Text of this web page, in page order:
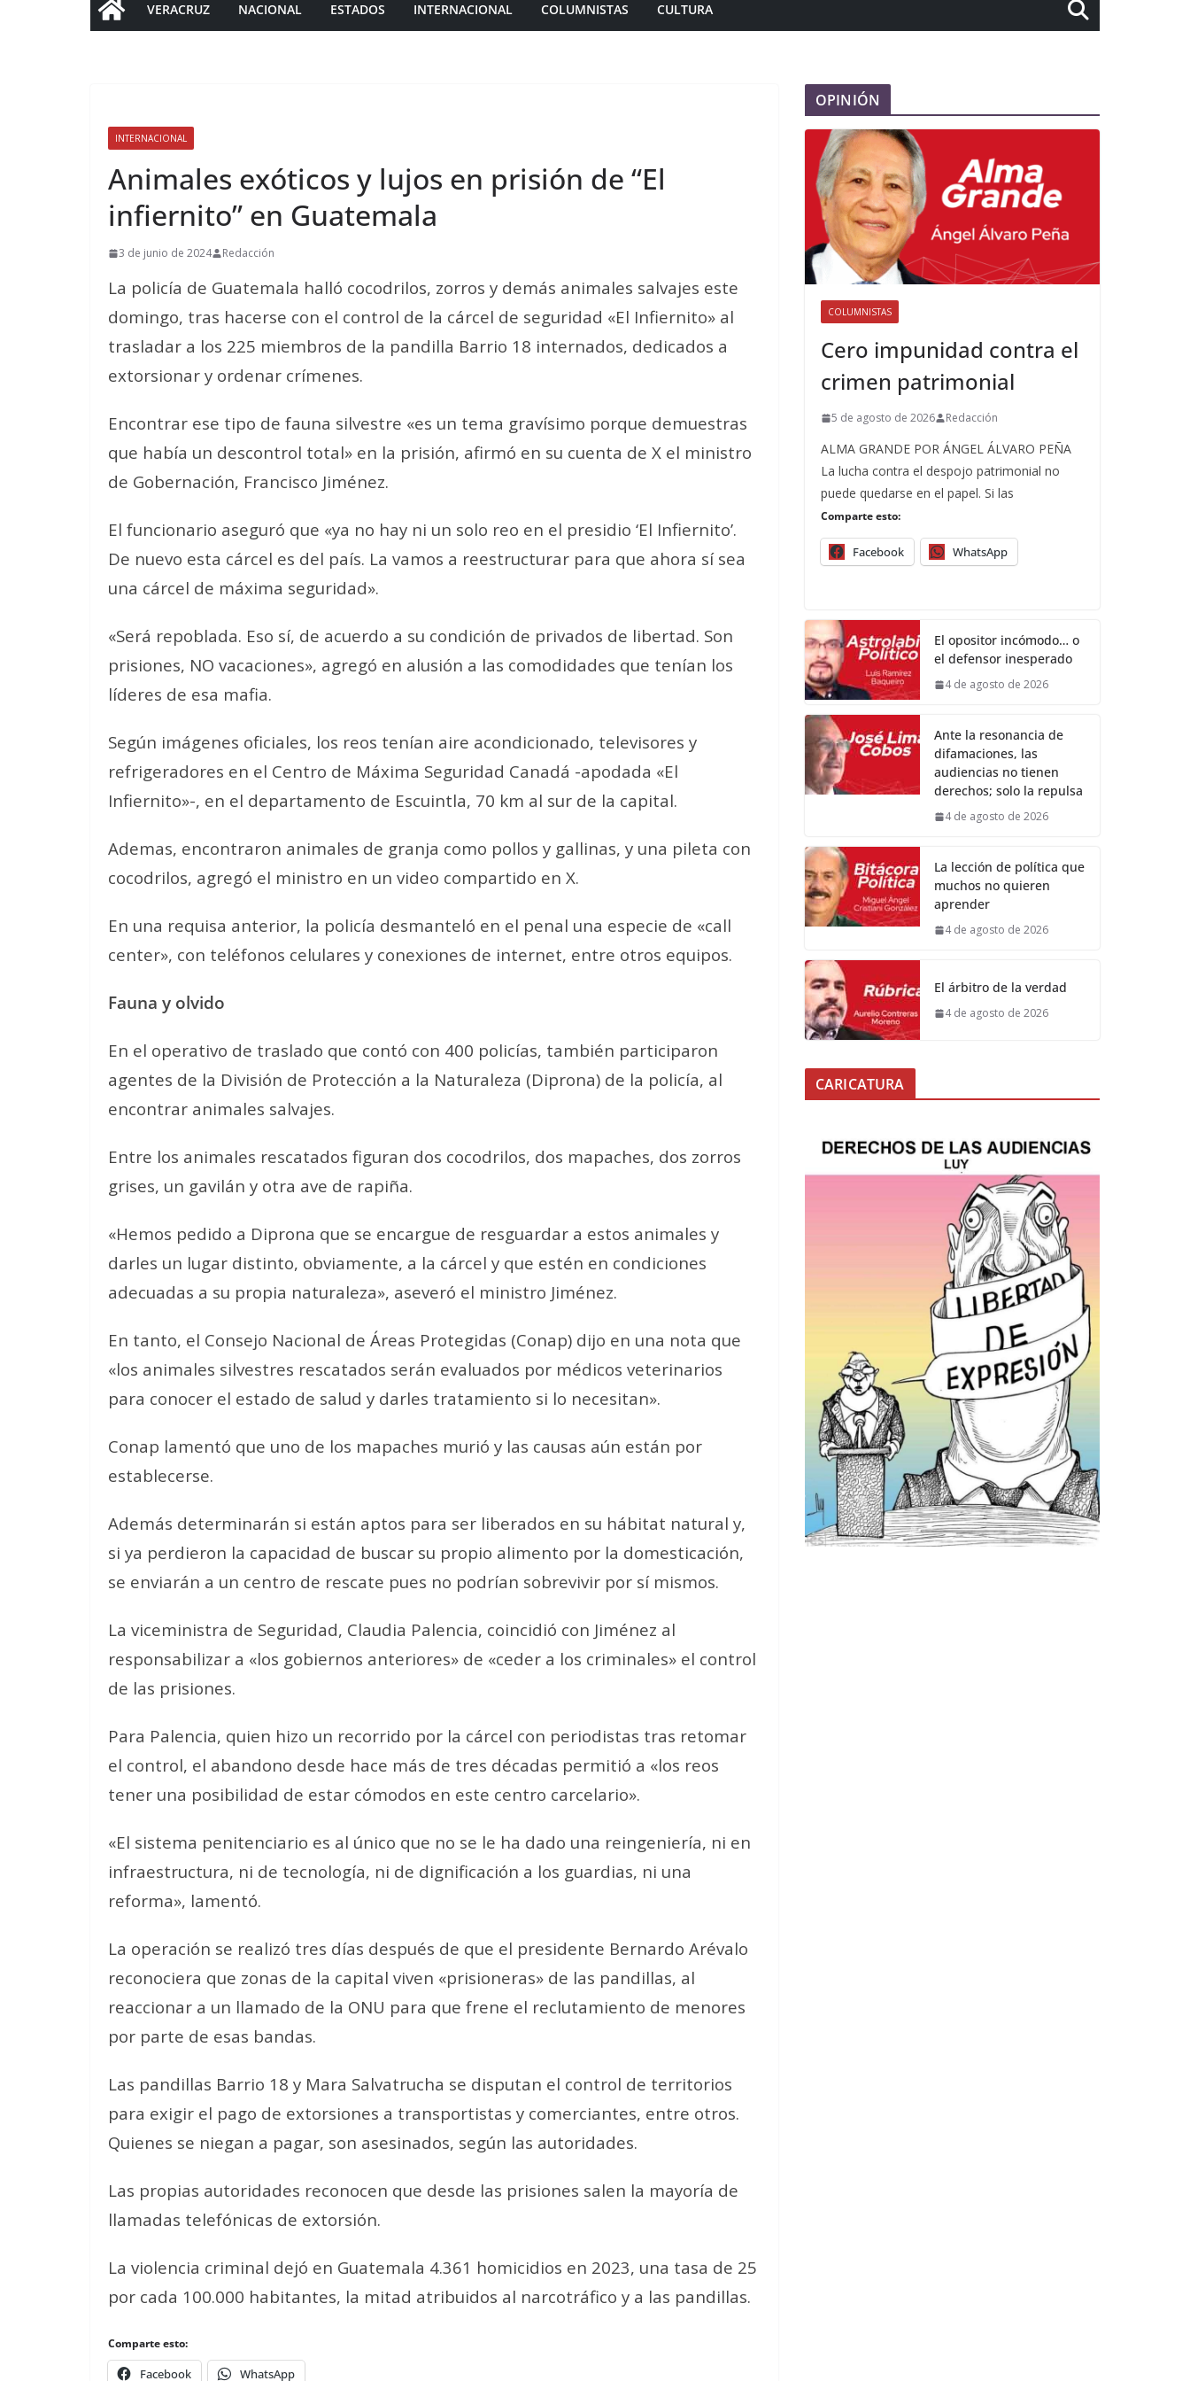
VERACRUZ NACIONAL ESTADOS INTERNACIONAL COLUMNISTAS CULTURA
INTERNACIONAL
Animales exóticos y lujos en prisión de “El
infiernito” en Guatemala
3 de junio de 2024 Redacción
La policía de Guatemala halló cocodrilos, zorros y demás animales salvajes este
domingo, tras hacerse con el control de la cárcel de seguridad «El Infiernito» al
trasladar a los 225 miembros de la pandilla Barrio 18 internados, dedicados a
extorsionar y ordenar crímenes.
Encontrar ese tipo de fauna silvestre «es un tema gravísimo porque demuestras
que había un descontrol total» en la prisión, afirmó en su cuenta de X el ministro
de Gobernación, Francisco Jiménez.
El funcionario aseguró que «ya no hay ni un solo reo en el presidio ‘El Infiernito’.
De nuevo esta cárcel es del país. La vamos a reestructurar para que ahora sí sea
una cárcel de máxima seguridad».
«Será repoblada. Eso sí, de acuerdo a su condición de privados de libertad. Son
prisiones, NO vacaciones», agregó en alusión a las comodidades que tenían los
líderes de esa mafia.
Según imágenes oficiales, los reos tenían aire acondicionado, televisores y
refrigeradores en el Centro de Máxima Seguridad Canadá -apodada «El
Infiernito»-, en el departamento de Escuintla, 70 km al sur de la capital.
Ademas, encontraron animales de granja como pollos y gallinas, y una pileta con
cocodrilos, agregó el ministro en un video compartido en X.
En una requisa anterior, la policía desmanteló en el penal una especie de «call
center», con teléfonos celulares y conexiones de internet, entre otros equipos.
Fauna y olvido
En el operativo de traslado que contó con 400 policías, también participaron
agentes de la División de Protección a la Naturaleza (Diprona) de la policía, al
encontrar animales salvajes.
Entre los animales rescatados figuran dos cocodrilos, dos mapaches, dos zorros
grises, un gavilán y otra ave de rapiña.
«Hemos pedido a Diprona que se encargue de resguardar a estos animales y
darles un lugar distinto, obviamente, a la cárcel y que estén en condiciones
adecuadas a su propia naturaleza», aseveró el ministro Jiménez.
En tanto, el Consejo Nacional de Áreas Protegidas (Conap) dijo en una nota que
«los animales silvestres rescatados serán evaluados por médicos veterinarios
para conocer el estado de salud y darles tratamiento si lo necesitan».
Conap lamentó que uno de los mapaches murió y las causas aún están por
establecerse.
Además determinarán si están aptos para ser liberados en su hábitat natural y,
si ya perdieron la capacidad de buscar su propio alimento por la domesticación,
se enviarán a un centro de rescate pues no podrían sobrevivir por sí mismos.
La viceministra de Seguridad, Claudia Palencia, coincidió con Jiménez al
responsabilizar a «los gobiernos anteriores» de «ceder a los criminales» el control
de las prisiones.
Para Palencia, quien hizo un recorrido por la cárcel con periodistas tras retomar
el control, el abandono desde hace más de tres décadas permitió a «los reos
tener una posibilidad de estar cómodos en este centro carcelario».
«El sistema penitenciario es al único que no se le ha dado una reingeniería, ni en
infraestructura, ni de tecnología, ni de dignificación a los guardias, ni una
reforma», lamentó.
La operación se realizó tres días después de que el presidente Bernardo Arévalo
reconociera que zonas de la capital viven «prisioneras» de las pandillas, al
reaccionar a un llamado de la ONU para que frene el reclutamiento de menores
por parte de esas bandas.
Las pandillas Barrio 18 y Mara Salvatrucha se disputan el control de territorios
para exigir el pago de extorsiones a transportistas y comerciantes, entre otros.
Quienes se niegan a pagar, son asesinados, según las autoridades.
Las propias autoridades reconocen que desde las prisiones salen la mayoría de
llamadas telefónicas de extorsión.
La violencia criminal dejó en Guatemala 4.361 homicidios en 2023, una tasa de 25
por cada 100.000 habitantes, la mitad atribuidos al narcotráfico y a las pandillas.
Comparte esto:
Facebook WhatsApp
OPINIÓN
COLUMNISTAS
Cero impunidad contra el
crimen patrimonial
5 de agosto de 2026 Redacción
ALMA GRANDE POR ÁNGEL ÁLVARO PEÑA
La lucha contra el despojo patrimonial no
puede quedarse en el papel. Si las
Comparte esto:
Facebook WhatsApp
El opositor incómodo… o
el defensor inesperado
4 de agosto de 2026
Ante la resonancia de
difamaciones, las
audiencias no tienen
derechos; solo la repulsa
4 de agosto de 2026
La lección de política que
muchos no quieren
aprender
4 de agosto de 2026
El árbitro de la verdad
4 de agosto de 2026
CARICATURA